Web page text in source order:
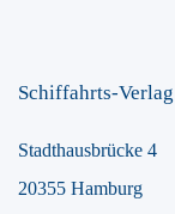
Schiffahrts-
Stadthausbrücke 4
20355 Hamburg